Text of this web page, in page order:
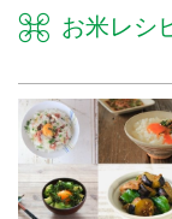
お米レシ